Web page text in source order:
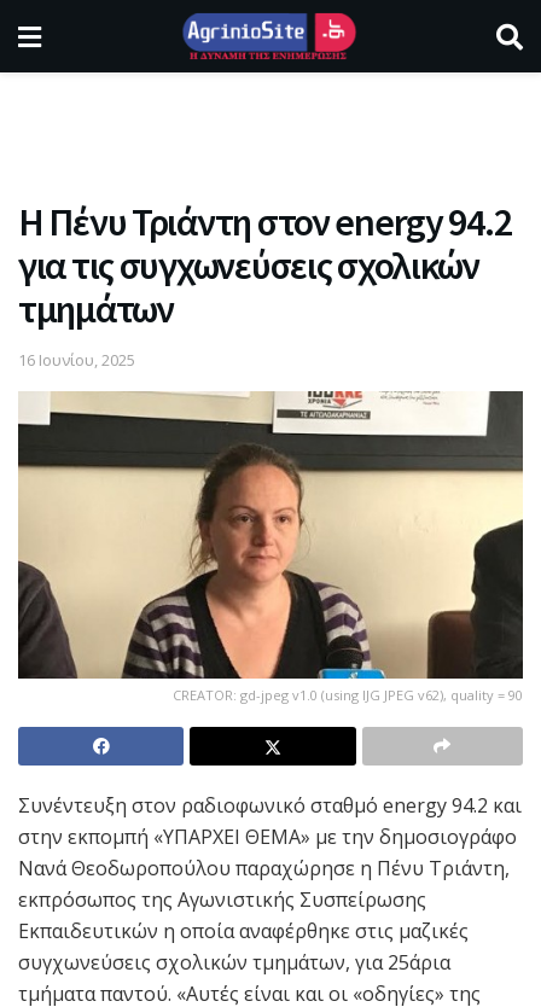
Η Πένυ Τριάντη στον energy 94.2
για τις συγχωνεύσεις σχολικών
τμημάτων
16 Ιουνίου, 2025
CREATOR: gd-jpeg v1.0 (using IJG JPEG v62), quality = 90
Συνέντευξη στον ραδιοφωνικό σταθμό energy 94.2 και
στην εκπομπή «ΥΠΑΡΧΕΙ ΘΕΜΑ» με την δημοσιογράφο
Νανά Θεοδωροπούλου παραχώρησε η Πένυ Τριάντη,
εκπρόσωπος της Αγωνιστικής Συσπείρωσης
Εκπαιδευτικών η οποία αναφέρθηκε στις μαζικές
συγχωνεύσεις σχολικών τμημάτων, για 25άρια
τμήματα παντού. «Αυτές είναι και οι «οδηγίες» της